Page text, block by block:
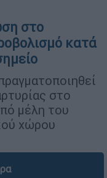
στο
κατά
στο
μέλη του
χώρου